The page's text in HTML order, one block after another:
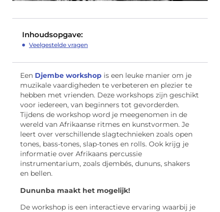
Inhoudsopgave:
Veelgestelde vragen
Een Djembe workshop is een leuke manier om je
muzikale vaardigheden te verbeteren en plezier te
hebben met vrienden. Deze workshops zijn geschikt
voor iedereen, van beginners tot gevorderden.
Tijdens de workshop word je meegenomen in de
wereld van Afrikaanse ritmes en kunstvormen. Je
leert over verschillende slagtechnieken zoals open
tones, bass-tones, slap-tones en rolls. Ook krijg je
informatie over Afrikaans percussie
instrumentarium, zoals djembés, dununs, shakers
en bellen.
Dununba maakt het mogelijk!
De workshop is een interactieve ervaring waarbij je